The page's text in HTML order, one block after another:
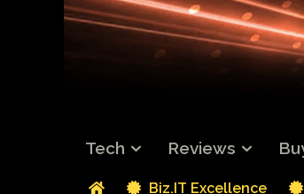
Tech Reviews
Biz.IT Excellence